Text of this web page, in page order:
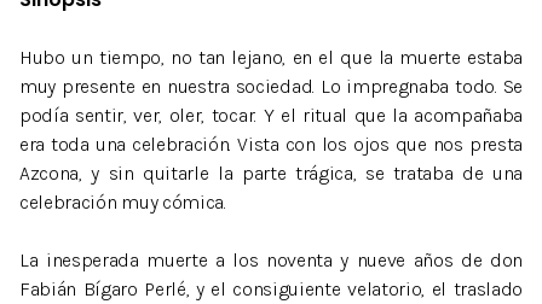
Hubo un tiempo, no tan lejano, en el que la muerte estaba
muy presente en nuestra sociedad. Lo impregnaba todo. Se
podía sentir, ver, oler, tocar. Y el ritual que la acompañaba
era toda una celebración. Vista con los ojos que nos presta
Azcona, y sin quitarle la parte trágica, se trataba de una
celebración muy cómica.
La inesperada muerte a los noventa y nueve años de don
Fabián Bígaro Perlé, y el consiguiente velatorio, el traslado